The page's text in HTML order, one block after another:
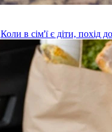
Коли в сім'ї є діти,